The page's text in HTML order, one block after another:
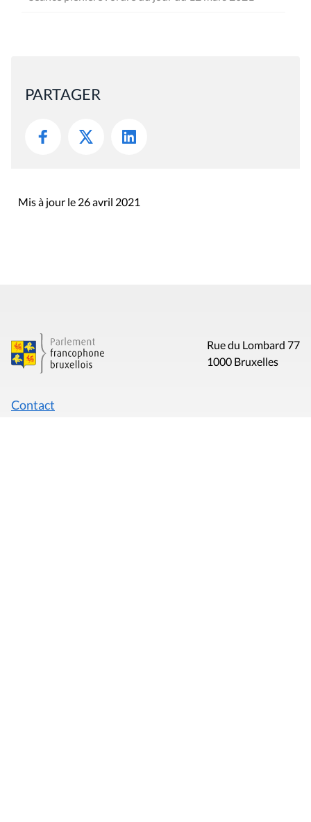
PARTAGER
Mis à jour le 26 avril 2021
Rue du Lombard 77
1000 Bruxelles
Contact